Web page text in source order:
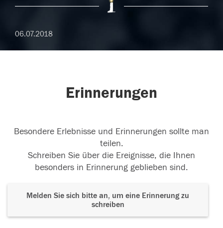
06.07.2018
Erinnerungen
Besondere Erlebnisse und Erinnerungen sollte man
teilen.
Schreiben Sie über die Ereignisse, die Ihnen
besonders in Erinnerung geblieben sind.
Melden Sie sich bitte an, um eine Erinnerung zu
schreiben